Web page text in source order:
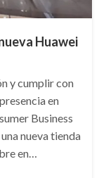
Huawei
y cumplir con
en
Business
nueva tienda
en…